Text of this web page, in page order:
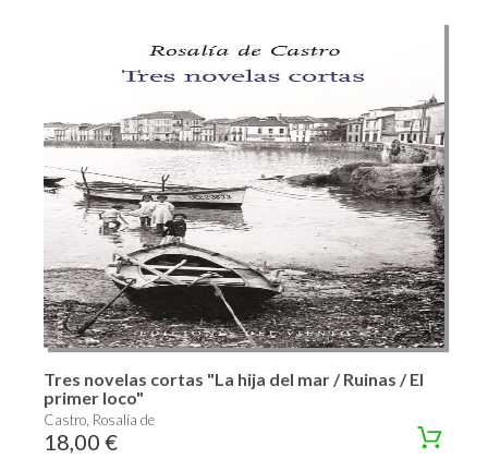
Tres novelas cortas "La hija del mar / Ruinas / El
primer loco"
Castro, Rosalía de
18,00 €